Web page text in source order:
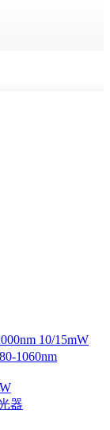
10/15mW
1060nm
器